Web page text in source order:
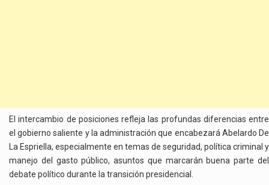
El intercambio de posiciones refleja las profundas diferencias entre
el gobierno saliente y la administración que encabezará Abelardo De
La Espriella, especialmente en temas de seguridad, política criminal y
manejo del gasto público, asuntos que marcarán buena parte del
debate político durante la transición presidencial.